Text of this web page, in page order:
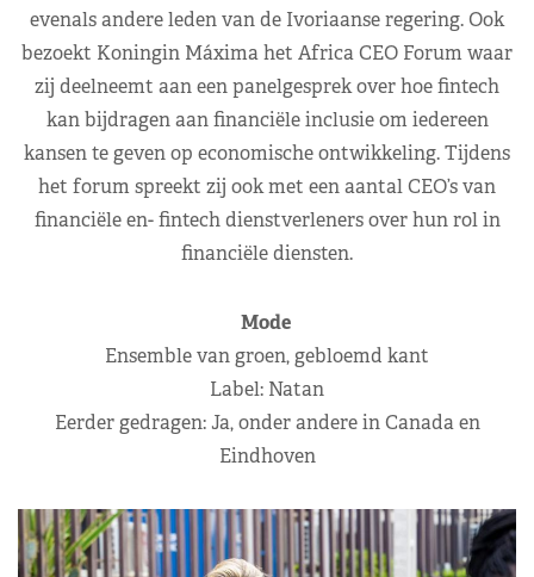
evenals andere leden van de Ivoriaanse regering. Ook
bezoekt Koningin Máxima het Africa CEO Forum waar
zij deelneemt aan een panelgesprek over hoe fintech
kan bijdragen aan financiële inclusie om iedereen
kansen te geven op economische ontwikkeling. Tijdens
het forum spreekt zij ook met een aantal CEO’s van
financiële en- fintech dienstverleners over hun rol in
financiële diensten.
Mode
Ensemble van groen, gebloemd kant
Label: Natan
Eerder gedragen: Ja, onder andere in Canada en
Eindhoven